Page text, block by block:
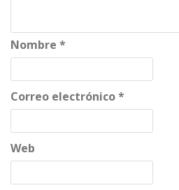
Nombre *
Correo electrónico*
Web